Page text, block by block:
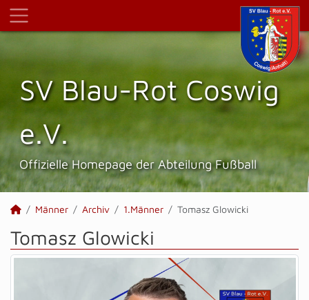
SV Blau-Rot Coswig
e.V.
Offizielle Homepage der Abteilung Fußball
Männer Archiv 1.Männer Tomasz Glowicki
Tomasz Glowicki